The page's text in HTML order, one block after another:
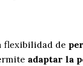
flexibilidad de
adaptar la